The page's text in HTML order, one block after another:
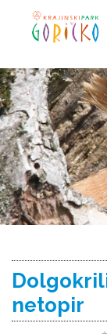
netopir